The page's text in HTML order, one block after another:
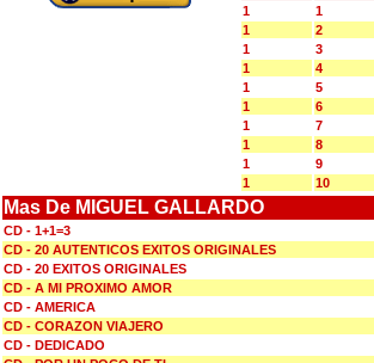
1 1
1
2
1
3
1
4
1
5
1
6
1
7
1
8
1
9
1
10
Mas De MIGUEL GALLARDO
CD - 1+1=3
CD - 20 AUTENTICOS EXITOS ORIGINALES
CD - 20 EXITOS ORIGINALES
CD - A MI PROXIMO AMOR
CD - AMERICA
CD - CORAZON VIAJERO
CD - DEDICADO